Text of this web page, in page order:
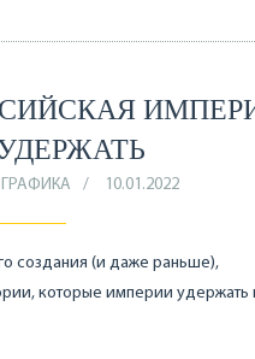
10.01.2022
создания (и даже раньше),
которые империи удержать